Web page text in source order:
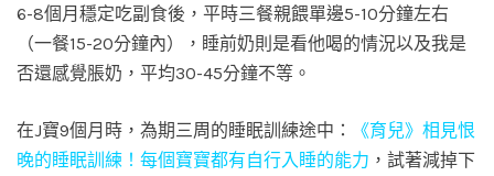
6-8個月穩定吃副食後，平時三餐親餵單邊5-10分鐘左右
（一餐15-20分鐘內），睡前奶則是看他喝的情況以及我是
否還感覺脹奶，平均30-45分鐘不等。
在J寶9個月時，為期三周的睡眠訓練途中：
《育兒》相見恨
晚的睡眠訓練！每個寶寶都有自行入睡的能力 ，試著減掉下